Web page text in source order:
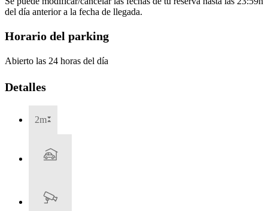
del día anterior a la fecha de llegada.
Horario del parking
Abierto las 24 horas del día
Detalles
2m